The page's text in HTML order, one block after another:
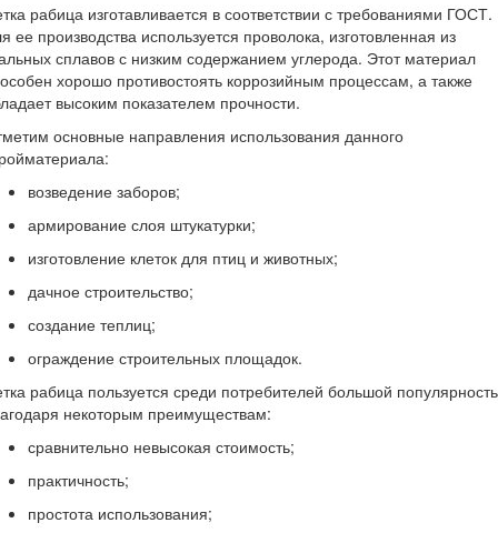
рабица изготавливается в соответствии с требованиями ГОСТ.
ее производства используется проволока, изготовленная из
сплавов с низким содержанием углерода. Этот материал
хорошо противостоять коррозийным процессам, а также
высоким показателем прочности.
основные направления использования данного
возведение заборов;
армирование слоя штукатурки;
изготовление клеток для птиц и животных;
дачное строительство;
создание теплиц;
ограждение строительных площадок.
рабица пользуется среди потребителей большой
некоторым преимуществам:
сравнительно невысокая стоимость;
практичность;
простота использования;